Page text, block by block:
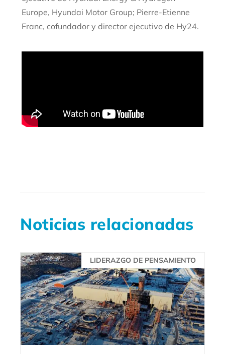
Europe, Hyundai Motor Group; Pierre-Etienne
Franc, cofundador y director ejecutivo de Hy24.
Noticias relacionadas
LIDERAZGO DE PENSAMIENTO